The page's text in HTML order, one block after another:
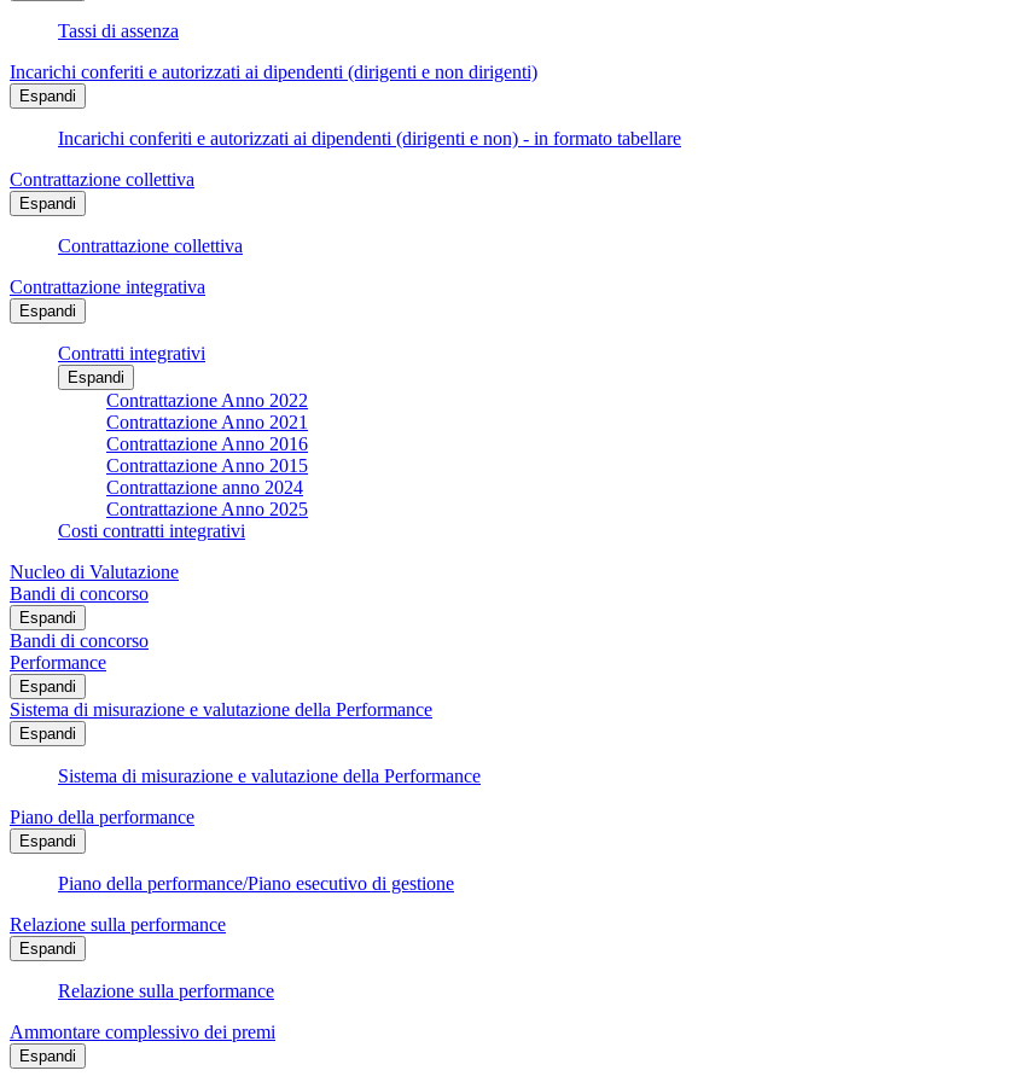
Tassi di assenza
Incarichi conferiti e autorizzati ai dipendenti (dirigenti e non dirigenti)
Espandi
Incarichi conferiti e autorizzati ai dipendenti (dirigenti e non) - in formato tabellare
Contrattazione collettiva
Espandi
Contrattazione collettiva
Contrattazione integrativa
Espandi
Contratti integrativi
Espandi
Contrattazione Anno 2022
Contrattazione Anno 2021
Contrattazione Anno 2016
Contrattazione Anno 2015
Contrattazione anno 2024
Contrattazione Anno 2025
Costi contratti integrativi
Nucleo di Valutazione
Bandi di concorso
Espandi
Bandi di concorso
Performance
Espandi
Sistema di misurazione e valutazione della Performance
Espandi
Sistema di misurazione e valutazione della Performance
Piano della performance
Espandi
Piano della performance/Piano esecutivo di gestione
Relazione sulla performance
Espandi
Relazione sulla performance
Ammontare complessivo dei premi
Espandi